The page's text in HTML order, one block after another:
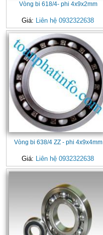
Vòng bi 618/4- phi 4x9x2mm
Giá: Liên hệ 0932322638
Vòng bi 638/4 ZZ - phi 4x9x4mm
Giá: Liên hệ 0932322638